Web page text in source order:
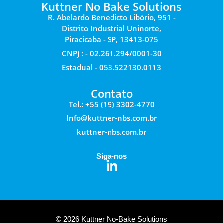
Kuttner No Bake Solutions
R. Abelardo Benedicto Libório, 951 -
Distrito Industrial Uninorte,
Piracicaba - SP, 13413-075
CNPJ : - 02.261.294/0001-30
Estadual - 053.522130.0113
Contato
Tel.: +55 (19) 3302-4770
Info@kuttner-nbs.com.br
kuttner-nbs.com.br
Siga-nos
© 2026 Kuttner No-Bake Solutions